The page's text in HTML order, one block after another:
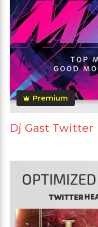
Premium
Dj Gast Twitter